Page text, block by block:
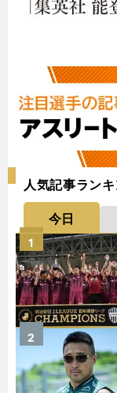
人気記事ラン
今日
1
2